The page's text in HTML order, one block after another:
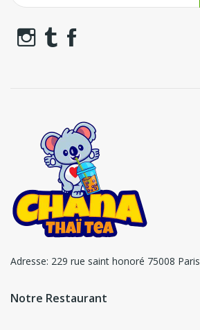
Adresse: 229 rue saint honoré 75008 Paris
Notre Restaurant